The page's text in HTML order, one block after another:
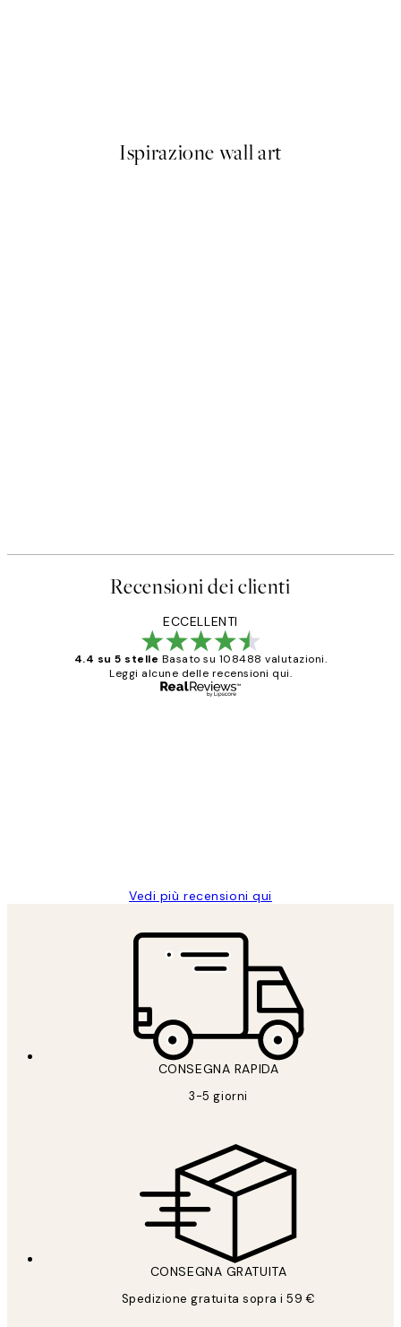
Ispirazione wall art
Recensioni dei clienti
ECCELLENTI
4.4 su 5 stelle Basato su 108488 valutazioni.
Leggi alcune delle recensioni qui.
Vedi più recensioni qui
CONSEGNA RAPIDA
3-5 giorni
CONSEGNA GRATUITA
Spedizione gratuita sopra i 59 €